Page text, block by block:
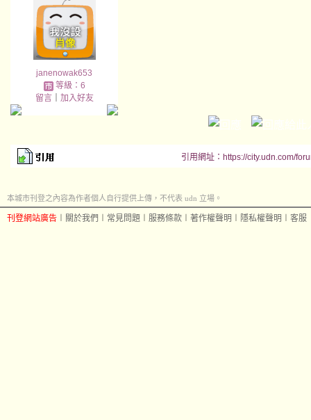
janenowak653
等級：6
留言｜ 加入好友
引用網址：https://city.udn.com/
本城市刊登之內容為作者個人自行提供上傳，不代表 udn 立場。
刊登網站廣告 關於我們 常見問題 服務條款 著作權聲明 隱私權聲明 客服